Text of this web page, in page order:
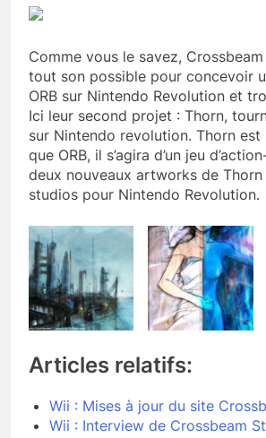
Comme vous le savez,
tout son possible pour concevoir
ORB sur Nintendo Revolution et
Ici leur second projet : Thorn,
sur Nintendo revolution. Thorn
que ORB, il s’agira d’un jeu
deux nouveaux artworks de Thorn
studios pour Nintendo Revolution.
Articles relatifs:
Wii : Mises à jour du site
Wii : Interview de Crossbeam